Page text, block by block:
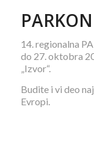
14. regionalna
do 27. oktobra
„Izvor“.
Budite i vi deo
Evropi.